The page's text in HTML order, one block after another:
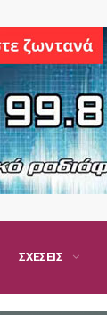
ΣΧΈΣΕΙΣ